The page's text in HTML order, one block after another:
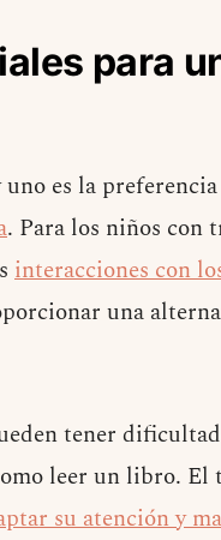
para
es la
. Para los niños con
interacciones con
una
tener
leer un libro.
su atención y